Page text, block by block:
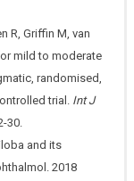
R, Griffin M, van
mild to moderate
randomised,
trial. Int J
30.
and its
2018